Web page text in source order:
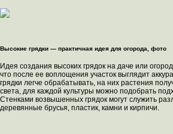
Высокие грядки — практичная идея для огорода, фото
Идея создания высоких грядок на даче или
что после ее воплощения участок выглядит
грядки легче обрабатывать, на них растения
света, для каждой культуры можно подобрать
Стенками возвышенных грядок могут служить
деревянные брусья, пластик, камни и кирпичи.